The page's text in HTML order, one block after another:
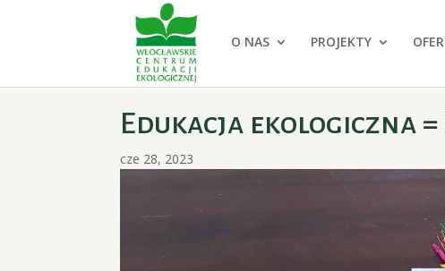
O NAS PROJEKTY
Edukacja ekologiczna
cze 28, 2023